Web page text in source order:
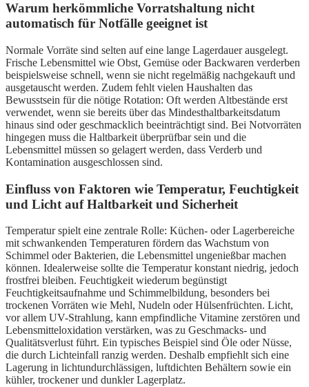
Warum herkömmliche Vorratshaltung nicht
automatisch für Notfälle geeignet ist
Normale Vorräte sind selten auf eine lange Lagerdauer ausgelegt.
Frische Lebensmittel wie Obst, Gemüse oder Backwaren verderben
beispielsweise schnell, wenn sie nicht regelmäßig nachgekauft und
ausgetauscht werden. Zudem fehlt vielen Haushalten das
Bewusstsein für die nötige Rotation: Oft werden Altbestände erst
verwendet, wenn sie bereits über das Mindesthaltbarkeitsdatum
hinaus sind oder geschmacklich beeinträchtigt sind. Bei Notvorräten
hingegen muss die Haltbarkeit überprüfbar sein und die
Lebensmittel müssen so gelagert werden, dass Verderb und
Kontamination ausgeschlossen sind.
Einfluss von Faktoren wie Temperatur, Feuchtigkeit
und Licht auf Haltbarkeit und Sicherheit
Temperatur spielt eine zentrale Rolle: Küchen- oder Lagerbereiche
mit schwankenden Temperaturen fördern das Wachstum von
Schimmel oder Bakterien, die Lebensmittel ungenießbar machen
können. Idealerweise sollte die Temperatur konstant niedrig, jedoch
frostfrei bleiben. Feuchtigkeit wiederum begünstigt
Feuchtigkeitsaufnahme und Schimmelbildung, besonders bei
trockenen Vorräten wie Mehl, Nudeln oder Hülsenfrüchten. Licht,
vor allem UV-Strahlung, kann empfindliche Vitamine zerstören und
Lebensmitteloxidation verstärken, was zu Geschmacks- und
Qualitätsverlust führt. Ein typisches Beispiel sind Öle oder Nüsse,
die durch Lichteinfall ranzig werden. Deshalb empfiehlt sich eine
Lagerung in lichtundurchlässigen, luftdichten Behältern sowie ein
kühler, trockener und dunkler Lagerplatz.